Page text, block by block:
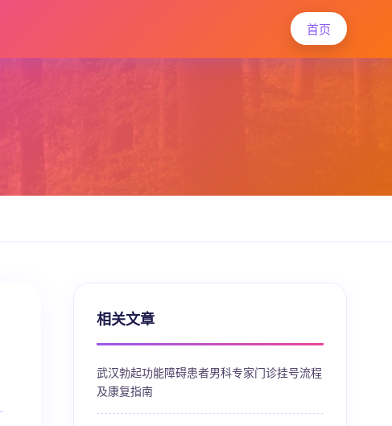
首页
相关文章
武汉勃起功能障碍患者男科专家门诊挂号流程
及康复指南